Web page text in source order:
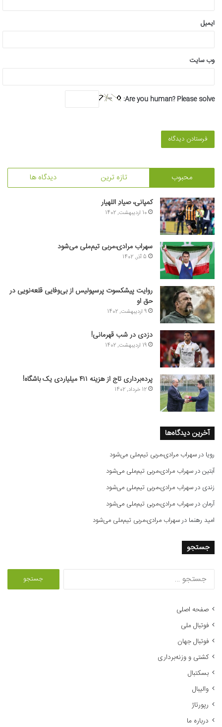
ایمیل
وب‌ سایت
Are you human? Please solve:
محبوب تازه ترین دیدگاه ها
کمپانی، صیادِ اللهیار
10 اردیبهشت, 1402
سهراب مرادی،مربی تیم‌ملی می‌شود
5 آذر, 1402
روایت پیشکسوت پرسپولیس از بی‌وفایی قلعه‌نویی در
حق او
9 اردیبهشت, 1402
دزدی در شب قهرمانی!
19 اردیبهشت, 1402
پرده‌برداری تاج از هزینه ۴۱۱ میلیاردی یک باشگاه!
12 خرداد, 1402
آخرین دیدگاه‌ها
رویا درسهراب مرادی،مربی تیم‌ملی می‌شود
آبتیندرسهراب مرادی،مربی تیم‌ملی می‌شود
زندی درسهراب مرادی،مربی تیم‌ملی می‌شود
آرمان درسهراب مرادی،مربی تیم‌ملی می‌شود
امید رهنما درسهراب مرادی،مربی تیم‌ملی می‌شود
جستجو
صفحه اصلی
فوتبال ملی
فوتبال جهان
کشتی و وزنه‌برداری
بسکتبال
والیبال
رپورتاژ
درباره ما